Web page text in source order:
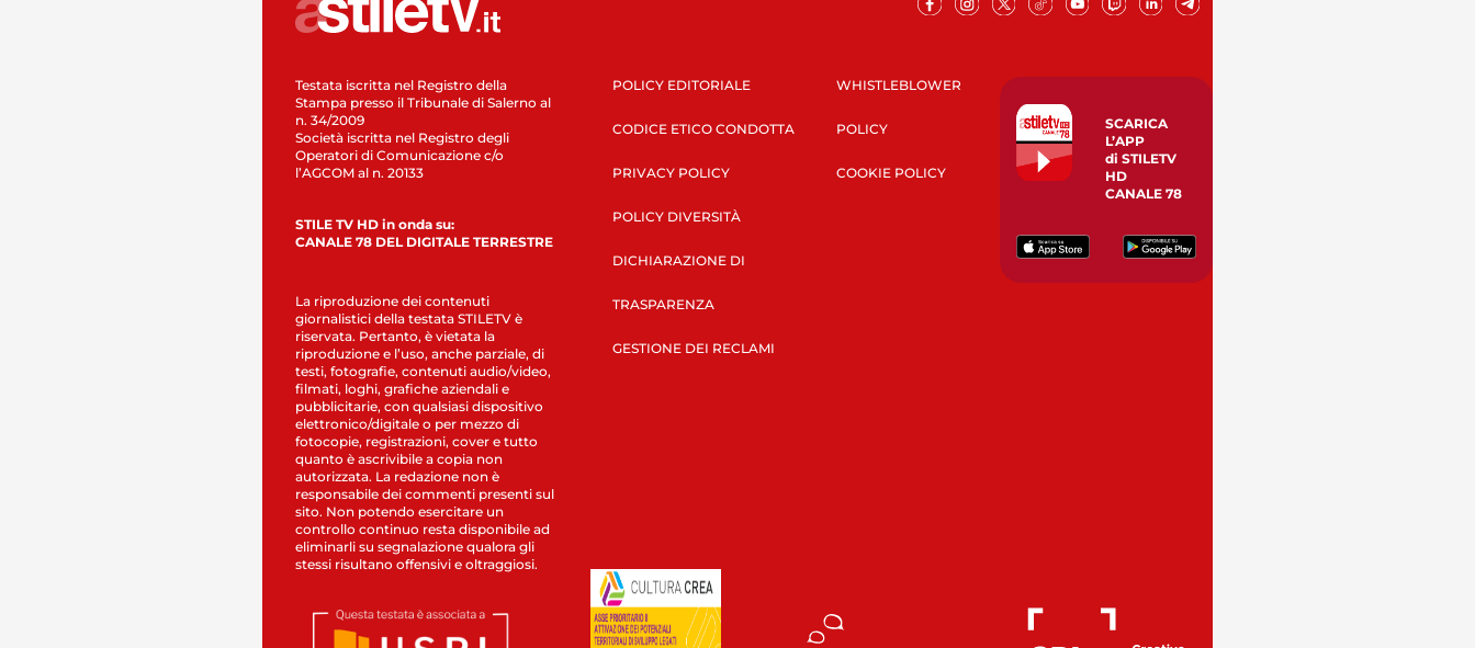
Testata iscritta nel Registro della
Stampa presso il Tribunale di Salerno al
n. 34/2009
Società iscritta nel Registro degli
Operatori di Comunicazione c/o
l’AGCOM al n. 20133
STILE TV HD in onda su:
CANALE 78 DEL DIGITALE TERRESTRE
La riproduzione dei contenuti
giornalistici della testata STILETV è
riservata. Pertanto, è vietata la
riproduzione e l’uso, anche parziale, di
testi, fotografie, contenuti audio/video,
filmati, loghi, grafiche aziendali e
pubblicitarie, con qualsiasi dispositivo
elettronico/digitale o per mezzo di
fotocopie, registrazioni, cover e tutto
quanto è ascrivibile a copia non
autorizzata. La redazione non è
responsabile dei commenti presenti sul
sito. Non potendo esercitare un
controllo continuo resta disponibile ad
eliminarli su segnalazione qualora gli
stessi risultano offensivi e oltraggiosi.
POLICY EDITORIALE
CODICE ETICO CONDOTTA
PRIVACY POLICY
POLICY DIVERSITÀ
DICHIARAZIONE DI
TRASPARENZA
GESTIONE DEI RECLAMI
WHISTLEBLOWER
POLICY
COOKIE POLICY
SCARICA
L’APP
di STILETV
HD
CANALE 78